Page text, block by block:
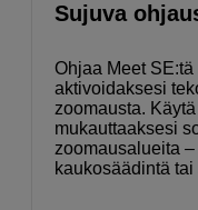
Sujuva
Ohjaa Meet
aktivoidaksesi
zoomausta.
mukauttaaksesi
zoomausalueita
kaukosäädintä